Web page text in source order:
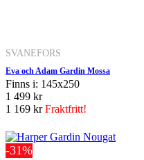
SVANEFORS
Eva och Adam Gardin Mossa
Finns i: 145x250
1 499 kr
1 169 krFraktfritt!
-31%